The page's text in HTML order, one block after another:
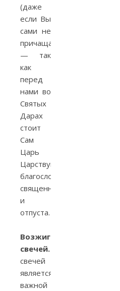
(даже
если Вы
сами не
причащаетесь
— так
как
перед
нами во
Святых
Дарах
стоит
Сам
Царь
Царствующих),
благословения
священника
и
отпуста.
Возжигание
свечей.
свечей
является
важной